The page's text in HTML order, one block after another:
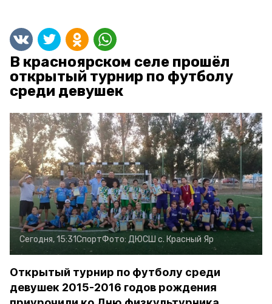
В красноярском селе прошёл
открытый турнир по футболу
среди девушек
Сегодня, 15:31СпортФото: ДЮСШ с. Красный Яр
Открытый турнир по футболу среди
девушек 2015-2016 годов рождения